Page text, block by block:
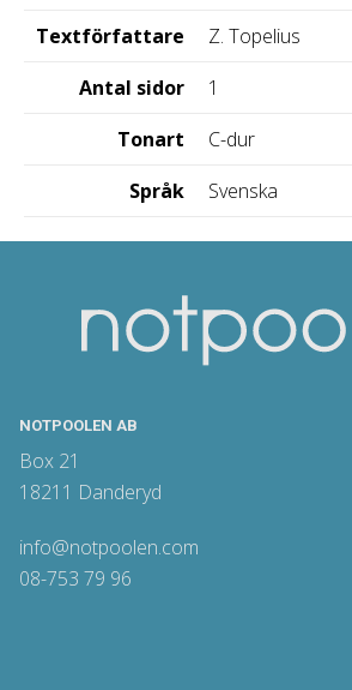
Textförfattare
Z. Topelius
Antal sidor
1
Tonart
C-dur
Språk
Svenska
NOTPOOLEN AB
Box 21
18211 Danderyd
info@notpoolen.com
08-753 79 96